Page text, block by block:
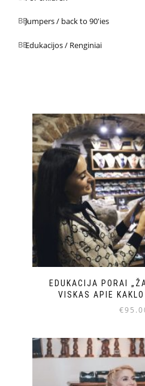
Jumpers / back to 90'ies
Edukacijos / Renginiai
EDUKACIJA PORAI
VISKAS APIE
€